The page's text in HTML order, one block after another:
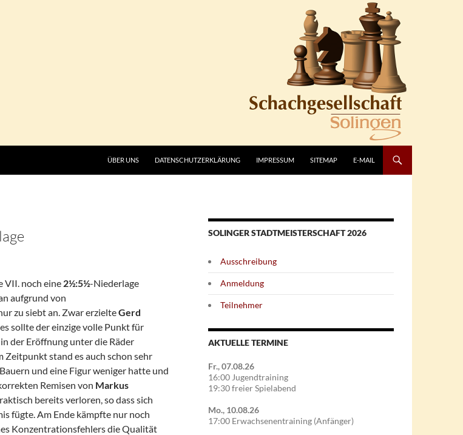
ÜBER UNS DATENSCHUTZERKLÄRUNG IMPRESSUM SITEMAP E-MAIL
VII. noch eine 2½:5½-Niederlage
aufgrund von
zu siebt an. Zwar erzielteGerd
sollte der einzige volle Punkt für
der Eröffnung unter die Räder
Zeitpunkt stand es auch schon sehr
und eine Figur weniger hatte und
Remisen von Markus
bereits verloren, so dass sich
fügte. Am Ende kämpfte nur noch
Konzentrationsfehlers die Qualität
SOLINGER STADTMEISTERSCHAFT 2026
Ausschreibung
Anmeldung
Teilnehmer
AKTUELLE TERMINE
Fr., 07.08.26
16:00 Jugendtraining
19:30 freier Spielabend
Mo., 10.08.26
17:00 Erwachsenentraining (Anfänger)